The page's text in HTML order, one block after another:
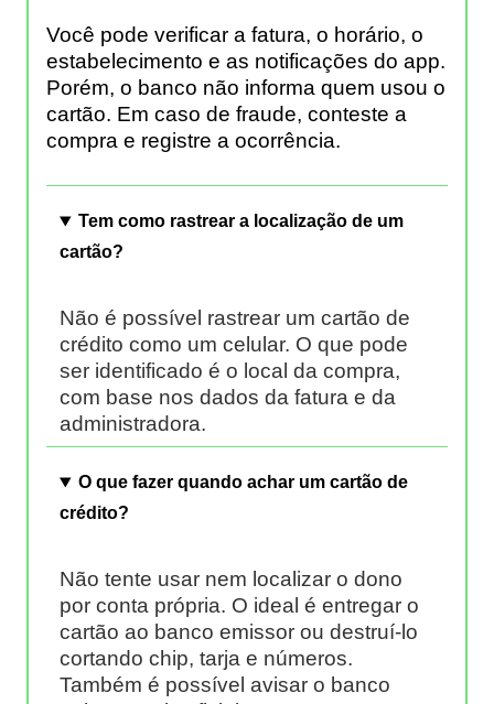
Você pode verificar a fatura, o horário, o
estabelecimento e as notificações do app.
Porém, o banco não informa quem usou o
cartão. Em caso de fraude, conteste a
compra e registre a ocorrência.
Tem como rastrear a localização de um
cartão?
Não é possível rastrear um cartão de
crédito como um celular. O que pode
ser identificado é o local da compra,
com base nos dados da fatura e da
administradora.
O que fazer quando achar um cartão de
crédito?
Não tente usar nem localizar o dono
por conta própria. O ideal é entregar o
cartão ao banco emissor ou destruí-lo
cortando chip, tarja e números.
Também é possível avisar o banco